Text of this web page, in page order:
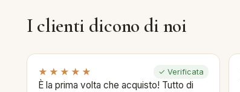
I clienti dicono di noi
★★★★★ ✓ Verificata
È la prima volta che acquisto! Tutto di